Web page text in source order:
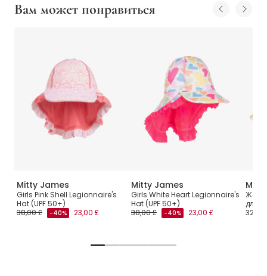
Вам может понравиться
Mitty James
Girls Pink Shell Legionnaire's
Hat (UPF 50+)
38,00 £
-40% 23,00 £
Mitty James
Girls White Heart Legionnaire's
Hat (UPF 50+)
38,00 £
-40% 23,00 £
для
32,00